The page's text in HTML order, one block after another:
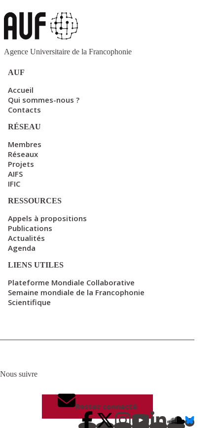
Agence Universitaire de la Francophonie
AUF
Accueil
Qui sommes-nous ?
Contacts
RÉSEAU
Membres
Réseaux
Projets
AIFS
IFIC
RESSOURCES
Appels à propositions
Publications
Actualités
Agenda
LIENS UTILES
Plateforme Mondiale Collaborative
Semaine mondiale de la Francophonie
Scientifique
Nous suivre
Restez connecté